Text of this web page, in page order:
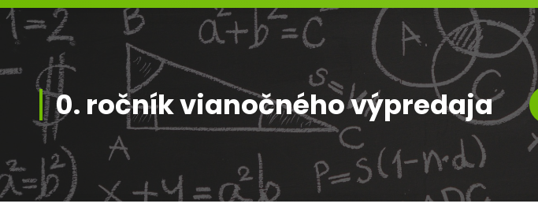
0. ročník vianočného výpredaja